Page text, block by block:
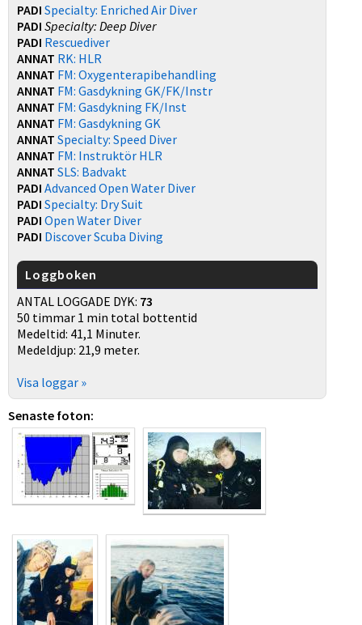
PADI Specialty: Enriched Air Diver
PADI Specialty: Deep Diver
PADI Rescuediver
ANNAT RK: HLR
ANNAT FM: Oxygenterapibehandling
ANNAT FM: Gasdykning GK/FK/Instr
ANNAT FM: Gasdykning FK/Inst
ANNAT FM: Gasdykning GK
ANNAT Specialty: Speed Diver
ANNAT FM: Instruktör HLR
ANNAT SLS: Badvakt
PADI Advanced Open Water Diver
PADI Specialty: Dry Suit
PADI Open Water Diver
PADI Discover Scuba Diving
Loggboken
ANTAL LOGGADE DYK: 73
50 timmar 1 min total bottentid
Medeltid: 41,1 Minuter.
Medeldjup: 21,9 meter.
Visa loggar »
Senaste foton: